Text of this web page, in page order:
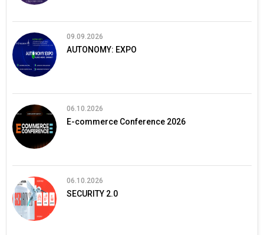
09.09.2026
AUTONOMY: EXPO
06.10.2026
E-commerce Conference 2026
06.10.2026
SECURITY 2.0